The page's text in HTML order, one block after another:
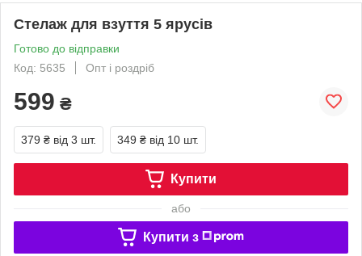
Стелаж для взуття 5 ярусів
Готово до відправки
Код: 5635
Опт і роздріб
599 ₴
379 ₴ від 3 шт. 349 ₴ від 10 шт.
Купити
або
Купити з